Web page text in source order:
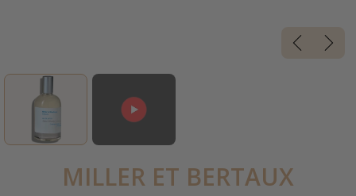
MILLER ET BERTAUX